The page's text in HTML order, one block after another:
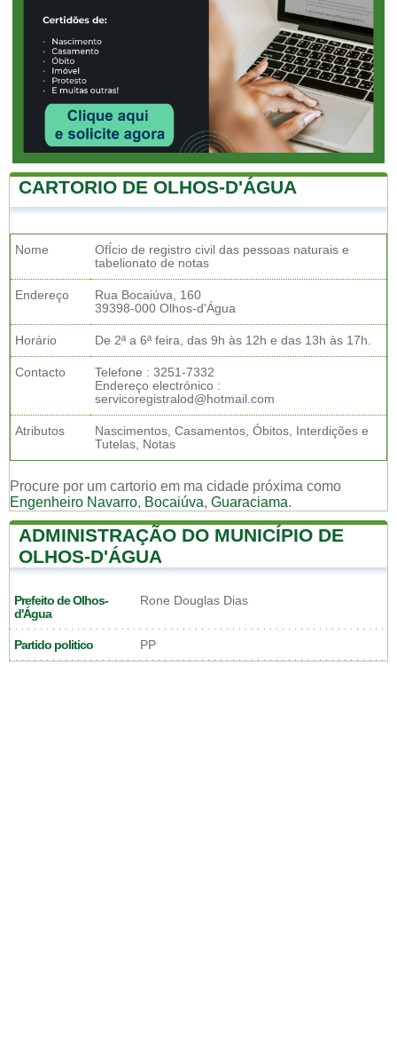
CARTORIO DE OLHOS-D'ÁGUA
Nome
OfÍcio de registro civil das pessoas naturais e
tabelionato de notas
Endereço
Rua Bocaiúva, 160
39398-000 Olhos-d'Água
Horário De 2ª a 6ª feira, das 9h às 12h e das 13h às 17h.
Contacto
Telefone : 3251-7332
Endereço electrónico :
servicoregistralod@hotmail.com
Atributos
Nascimentos, Casamentos, Óbitos, Interdições e
Tutelas, Notas
Procure por um cartorio em ma cidade próxima como
Engenheiro Navarro, Bocaiúva, Guaraciama.
ADMINISTRAÇÃO DO MUNICÍPIO DE
OLHOS-D'ÁGUA
Prefeito de Olhos-
d'Água
Rone Douglas Dias
Partido politico PP